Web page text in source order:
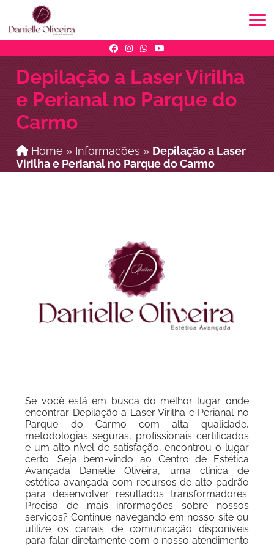
Depilação a Laser Virilha
e Perianal no Parque do
Carmo
Home » Informações » Depilação a Laser
Virilha e Perianal no Parque do Carmo
Se você está em busca do melhor lugar onde
encontrar Depilação a Laser Virilha e Perianal no
Parque do Carmo com alta qualidade,
metodologias seguras, profissionais certificados
e um alto nível de satisfação, encontrou o lugar
certo. Seja bem-vindo ao Centro de Estética
Avançada Danielle Oliveira, uma clínica de
estética avançada com recursos de alto padrão
para desenvolver resultados transformadores.
Precisa de mais informações sobre nossos
serviços? Continue navegando em nosso site ou
utilize os canais de comunicação disponíveis
para falar diretamente com o nosso atendimento